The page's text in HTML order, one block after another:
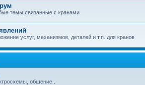
темы связанные с кранами.
услуг, механизмов, деталей и т.п. для кранов
общение...